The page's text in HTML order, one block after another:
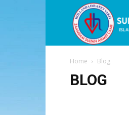
Home Blog
BLOG